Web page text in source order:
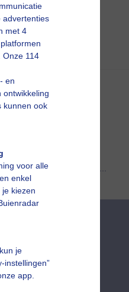
advertenties
met 4
Onze 114
en
ontwikkeling
kunnen ook
voor alle
enkel
kiezen
je
instellingen”
app.
Een moment geduld aub...